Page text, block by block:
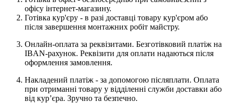
офісу інтернет-магазину.
Готівка кур'єру - в разі доставці товару кур'єром або
після завершення монтажних робіт майстру.
Онлайн-оплата за реквізитами. Безготівковий платіж на
IBAN-рахунок. Реквізити для оплати надаються після
оформлення замовлення.
Накладений платіж - за допомогою післяплати. Оплата
при отриманні товару у відділенні служби доставки або
від кур’єра. Зручно та безпечно.